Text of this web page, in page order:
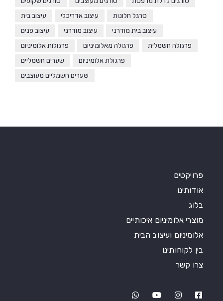
סרגל חלונות
עיצוב אדריכלי
עיצוב בית
עיצוב בית מודרני
עיצוב מודרני
עיצוב פנים
פרגולה חשמלית
פרגולה מאלומיניום
פרגולות אלומיניום
פרגולת אלומיניום
שערים חשמליים
שערים חשמליים מעוצבים
פרויקטים
אודותינו
בלוג
מוצרי אלומיניום איכותיים
אלומיניום ועיצוב הבית
בין לקוחותינו
צרו קשר